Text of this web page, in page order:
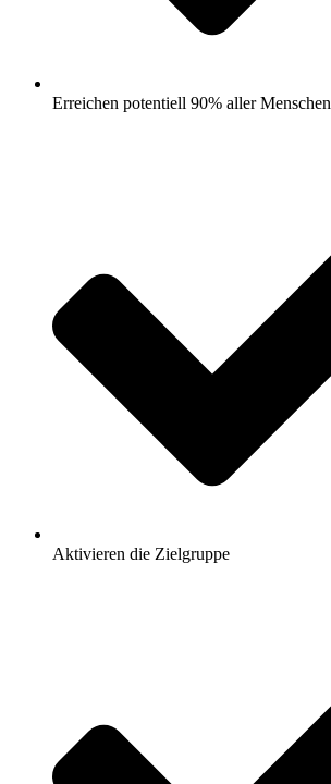
Erreichen potentiell 90% aller Menschen
Aktivieren die Zielgruppe